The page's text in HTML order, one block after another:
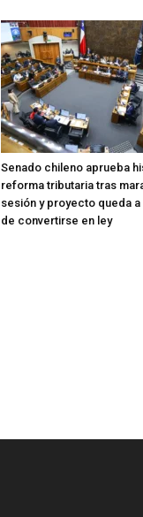
Senado chileno aprueba
reforma tributaria tras
sesión y proyecto queda a
de convertirse en ley